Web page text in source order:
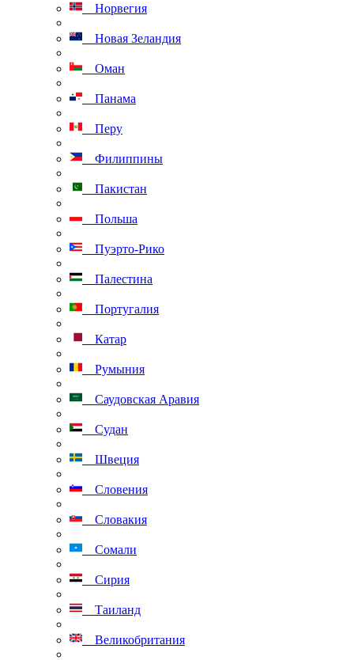
Норвегия
Новая Зеландия
Оман
Панама
Перу
Филиппины
Пакистан
Польша
Пуэрто-Рико
Палестина
Португалия
Катар
Румыния
Саудовская Аравия
Судан
Швеция
Словения
Словакия
Сомали
Сирия
Таиланд
Великобритания